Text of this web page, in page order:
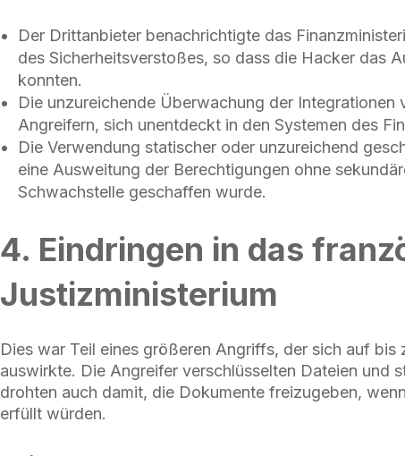
Der Drittanbieter benachrichtigte das
des Sicherheitsverstoßes, so dass die Hacker das
konnten.
Die unzureichende Überwachung der
Angreifern, sich unentdeckt in den Systemen des
Die Verwendung statischer oder unzureichend
eine Ausweitung der Berechtigungen ohne
Schwachstelle geschaffen wurde.
4. Eindringen in das
Justizministerium
Dies war Teil eines größeren Angriffs, der sich auf
auswirkte. Die Angreifer verschlüsselten Dateien und
drohten auch damit, die Dokumente freizugeben,
erfüllt würden.